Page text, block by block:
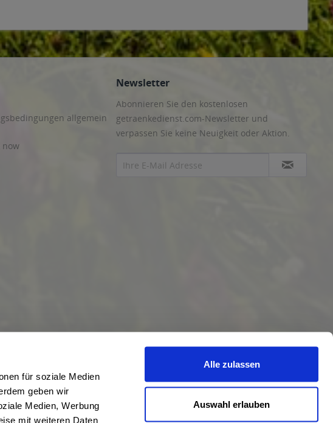
für soziale Medien
geben wir
Medien, Werbung
mit weiteren Daten
Alle zulassen
Auswahl erlauben
allgemein
now
Newsletter
Abonnieren Sie den kostenlosen
getraenkedienst.com-Newsletter und
verpassen Sie keine Neuigkeit oder Aktion.